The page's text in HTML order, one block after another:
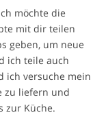
möchte die
mit dir teilen
geben, um neue
ich teile auch
ich versuche mein
zu liefern und
zur Küche.